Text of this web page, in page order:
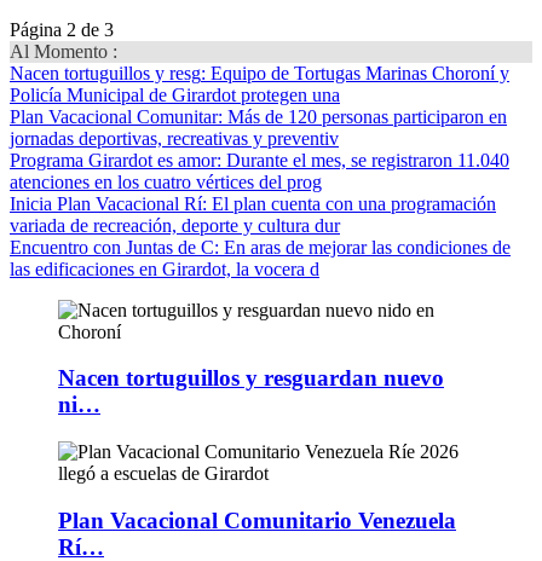
Página 2 de 3
Al Momento :
Nacen tortuguillos y resg: Equipo de Tortugas Marinas Choroní y
Policía Municipal de Girardot protegen una
Plan Vacacional Comunitar: Más de 120 personas participaron en
jornadas deportivas, recreativas y preventiv
Programa Girardot es amor: Durante el mes, se registraron 11.040
atenciones en los cuatro vértices del prog
Inicia Plan Vacacional Rí: El plan cuenta con una programación
variada de recreación, deporte y cultura dur
Encuentro con Juntas de C: En aras de mejorar las condiciones de
las edificaciones en Girardot, la vocera d
Nacen tortuguillos y resguardan nuevo
ni…
Plan Vacacional Comunitario Venezuela
Rí…